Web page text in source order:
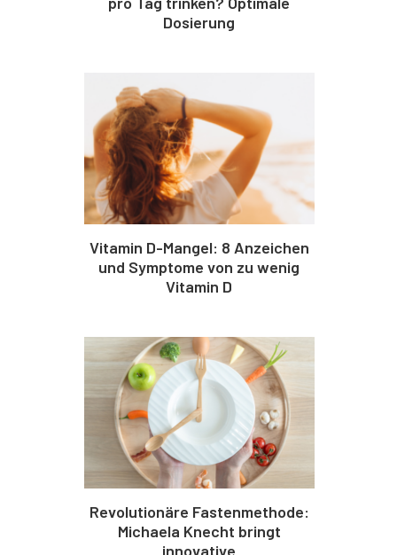
Dosierung
Vitamin D-Mangel: 8 Anzeichen
und Symptome von zu wenig
Vitamin D
Revolutionäre Fastenmethode:
Michaela Knecht bringt
innovative